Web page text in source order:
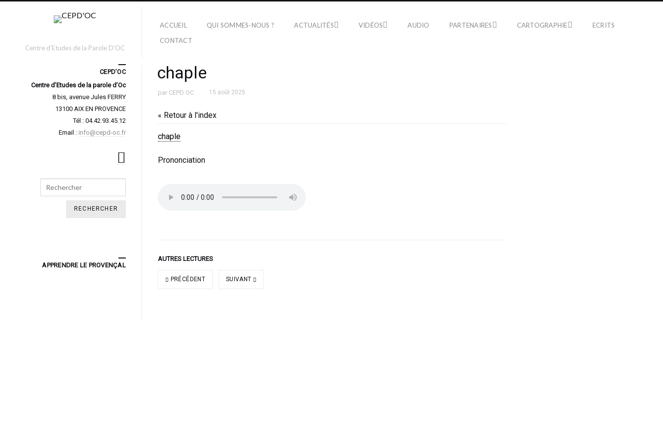
Centre d'Etudes de la Parole D'OC
ACCUEIL QUI SOMMES-NOUS ? ACTUALITÉS VIDÉOS AUDIO PARTENAIRES CARTOGRAPHIE
ECRITS
CONTACT
chaple
par CEPD OC 15 août 2025
« Retour à l'index
chaple
Prononciation
AUTRES LECTURES
PRÉCÉDENT SUIVANT
CEPD’OC
Centre d’Etudes de la parole d’Oc
8 bis, avenue Jules FERRY
13100 AIX EN PROVENCE
Tél : 04.42.93.45.12
Email : info@cepd-oc.fr
Search
APPRENDRE LE PROVENÇAL